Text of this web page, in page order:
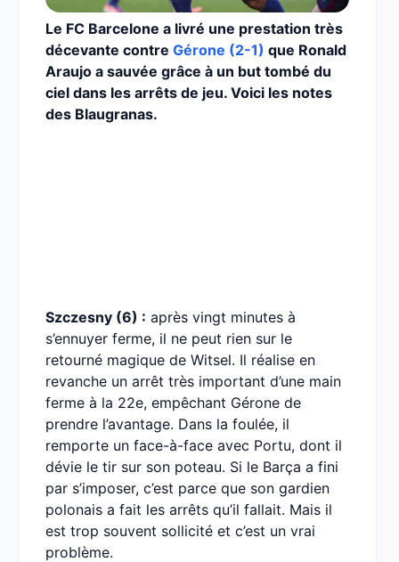
Le FC Barcelone a livré une prestation très
décevante contre Gérone (2-1) que Ronald
Araujo a sauvée grâce à un but tombé du
ciel dans les arrêts de jeu. Voici les notes
des Blaugranas.
Szczesny (6) : après vingt minutes à
s’ennuyer ferme, il ne peut rien sur le
retourné magique de Witsel. Il réalise en
revanche un arrêt très important d’une main
ferme à la 22e, empêchant Gérone de
prendre l’avantage. Dans la foulée, il
remporte un face-à-face avec Portu, dont il
dévie le tir sur son poteau. Si le Barça a fini
par s’imposer, c’est parce que son gardien
polonais a fait les arrêts qu’il fallait. Mais il
est trop souvent sollicité et c’est un vrai
problème.